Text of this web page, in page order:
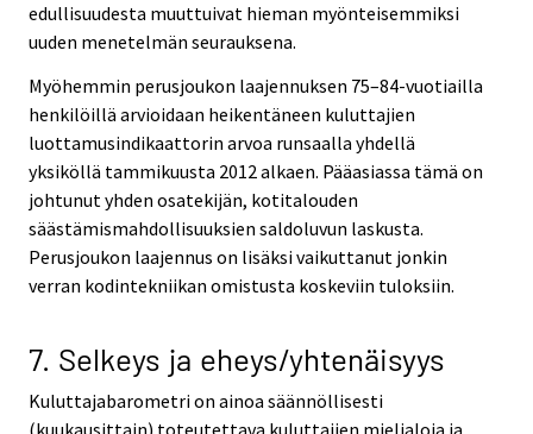
edullisuudesta muuttuivat hieman myönteisemmiksi
uuden menetelmän seurauksena.
Myöhemmin perusjoukon laajennuksen 75–84-vuotiailla
henkilöillä arvioidaan heikentäneen kuluttajien
luottamusindikaattorin arvoa runsaalla yhdellä
yksiköllä tammikuusta 2012 alkaen. Pääasiassa tämä on
johtunut yhden osatekijän, kotitalouden
säästämismahdollisuuksien saldoluvun laskusta.
Perusjoukon laajennus on lisäksi vaikuttanut jonkin
verran kodintekniikan omistusta koskeviin tuloksiin.
7. Selkeys ja eheys/yhtenäisyys
Kuluttajabarometri on ainoa säännöllisesti
(kuukausittain) toteutettava kuluttajien mielialoja ja